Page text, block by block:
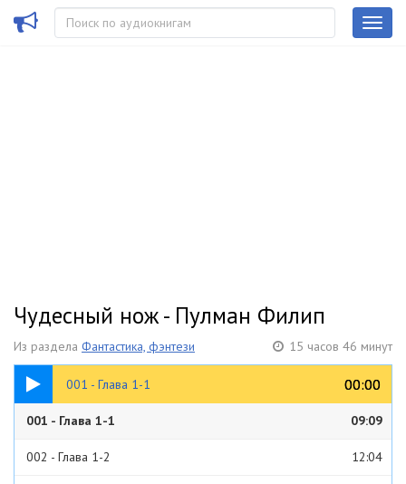
Чудесный нож - Пулман Филип
Из раздела Фантастика, фэнтези 15 часов 46 минут
001 - Глава 1-1 00:00
00:00
09:09
001 - Глава 1-1 09:09
002 - Глава 1-2 12:04